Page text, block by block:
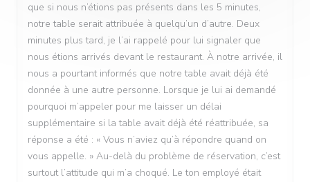
que si nous n’étions pas présents dans les 5 minutes,
notre table serait attribuée à quelqu’un d’autre. Deux
minutes plus tard, je l’ai rappelé pour lui signaler que
nous étions arrivés devant le restaurant. À notre arrivée, il
nous a pourtant informés que notre table avait déjà été
donnée à une autre personne. Lorsque je lui ai demandé
pourquoi m’appeler pour me laisser un délai
supplémentaire si la table avait déjà été réattribuée, sa
réponse a été : « Vous n’aviez qu’à répondre quand on
vous appelle. » Au-delà du problème de réservation, c’est
surtout l’attitude qui m’a choqué. Le ton employé était